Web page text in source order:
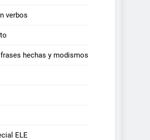
verbos
hechas y modismos
ELE